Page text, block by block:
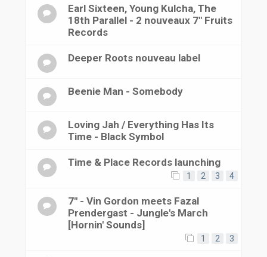
Earl Sixteen, Young Kulcha, The
18th Parallel - 2 nouveaux 7" Fruits
Records
Deeper Roots nouveau label
Beenie Man - Somebody
Loving Jah / Everything Has Its
Time - Black Symbol
Time & Place Records launching
1 2 3 4
7'' - Vin Gordon meets Fazal
Prendergast - Jungle's March
[Hornin' Sounds]
1 2 3